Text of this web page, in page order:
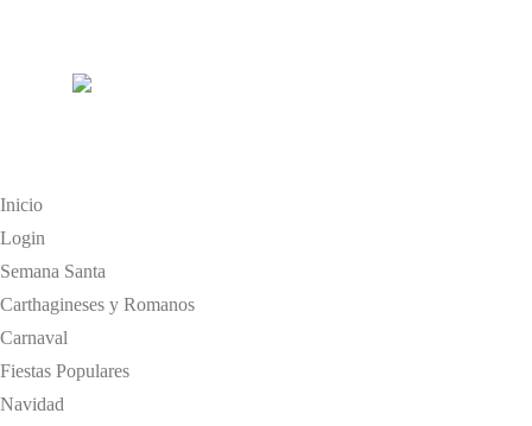
Inicio
Login
Semana Santa
Carthagineses y Romanos
Carnaval
Fiestas Populares
Navidad